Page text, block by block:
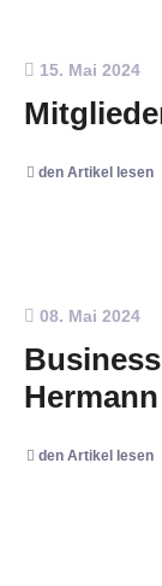
15. Mai 2024
den Artikel lesen
08. Mai 2024
den Artikel lesen